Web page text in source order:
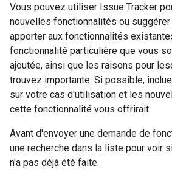
Vous pouvez utiliser Issue Tracker
nouvelles fonctionnalités ou
apporter aux fonctionnalités
fonctionnalité particulière que vous
ajoutée, ainsi que les raisons pour
trouvez importante. Si possible,
sur votre cas d'utilisation et les
cette fonctionnalité vous offrirait.
Avant d'envoyer une demande de
une recherche dans la liste pour voir
n'a pas déjà été faite.